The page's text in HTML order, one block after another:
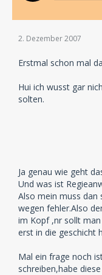
2. Dezember 2007
Erstmal schon mal
Hui ich wusst gar
solten.
Ja genau wie geht
Und was ist
Also mein muss dan
wegen fehler.Also
im Kopf ,nr sollt
erst in die geschicht
Mal ein frage noch
schreiben,habe